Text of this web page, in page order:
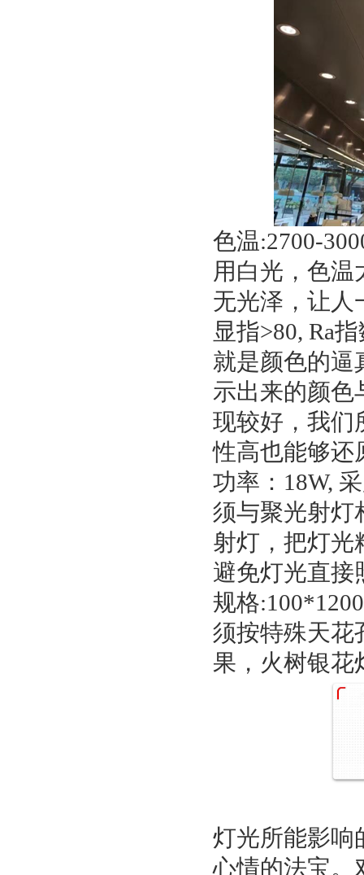
色温:2700-
用白光，色
无光泽，让人
显指>80, Ra指
就是颜色的逼
示出来的颜色
现较好，我们
性高也能够还
功率： 18W,
须与聚光射灯
射灯，把灯光
避免灯光直接
规格
须按特殊天花
果，火树银花
灯光所能影响
心情的法宝。